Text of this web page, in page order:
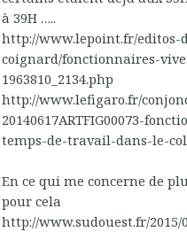
à 39H …..
http://www.lepoint.fr/editos-
coignard/fonctionnaires-
1963810_2134.php
http://www.lefigaro.fr/
20140617ARTFIG00073-
temps-de-travail-dans-le-
En ce qui me concerne de
pour cela
http://www.sudouest.fr/